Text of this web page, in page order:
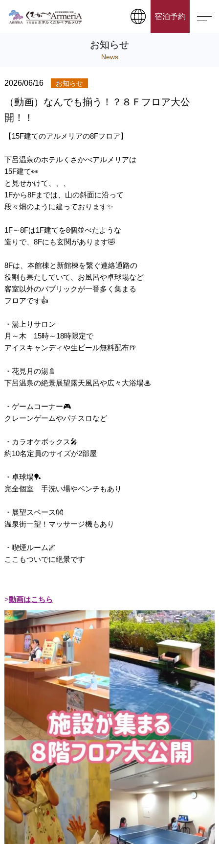
宿泊予約
お知らせ
News
2026/06/16 お知らせ
（動画）なんでも揃う！？８Ｆフロア大公
開！！
【15F建てのアルメリアの8Fフロア】
下呂温泉のホテルくさかべアルメリアは
15F建て👀
と見せかけて、、、
1Fから8Fまでは、山の斜面に沿って
段々畑のように建っております✨
1F～8Fは1F建てを8個並べたような
造りで、8Fにも玄関があります🤣
8Fは、本館棟と新館棟を繋ぐ連絡通路の
役割も果たしていて、お風呂や卓球場など
客室以外のパブリックが一番多く集まる
フロアです👍
・湯上りサロン
月～木 15時～18時限定で
アイスキャンディや生ビール無料配布🍺
・花見月の湯🚿
下呂温泉の絶景展望露天風呂や広々大浴場♨
・ゲームコーナー🎮
クレーンゲームやパチスロなど
・カラオケボックス🎤
約10名定員のサイズが2部屋
・卓球場🏓
完全個室 手洗い場やベンチもあり
・展望スペース👐
温泉街一望！マッサージ機もあり
・喫煙ルーム🌌
ここもついでに絶景です
動画はこちら